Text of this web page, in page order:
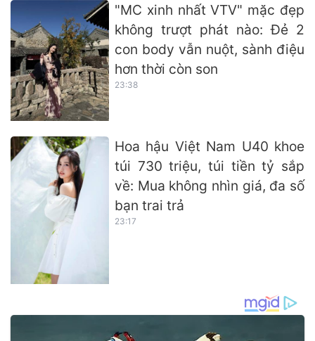
"MC xinh nhất VTV" mặc đẹp
không trượt phát nào: Đẻ 2
con body vẫn nuột, sành điệu
hơn thời còn son
23:38
Hoa hậu Việt Nam U40 khoe
túi 730 triệu, túi tiền tỷ sắp
về: Mua không nhìn giá, đa số
bạn trai trả
23:17